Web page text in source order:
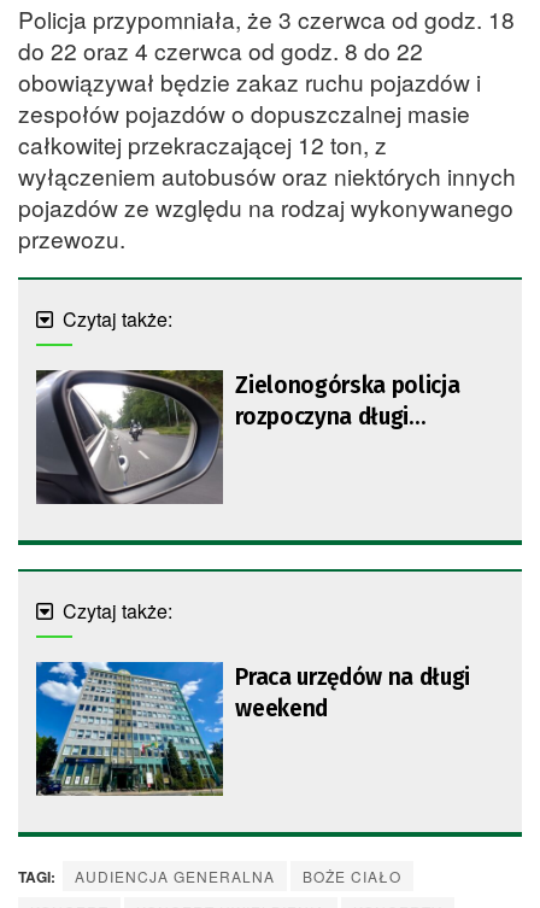
Policja przypomniała, że 3 czerwca od godz. 18
do 22 oraz 4 czerwca od godz. 8 do 22
obowiązywał będzie zakaz ruchu pojazdów i
zespołów pojazdów o dopuszczalnej masie
całkowitej przekraczającej 12 ton, z
wyłączeniem autobusów oraz niektórych innych
pojazdów ze względu na rodzaj wykonywanego
przewozu.
Czytaj także:
Zielonogórska policja
rozpoczyna długi
Czytaj także:
Praca urzędów na długi
weekend
TAGI: AUDIENCJA GENERALNA
BOŻE CIAŁO